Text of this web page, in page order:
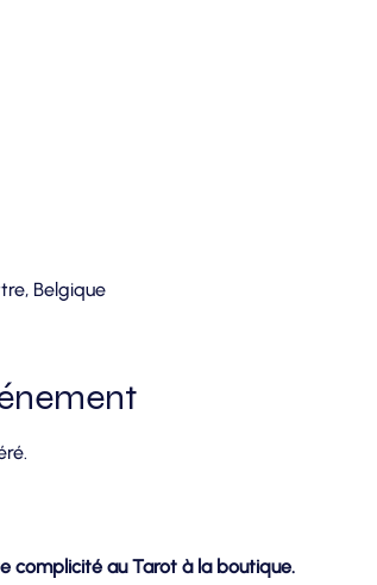
Belgique
complicité au Tarot à la boutique.